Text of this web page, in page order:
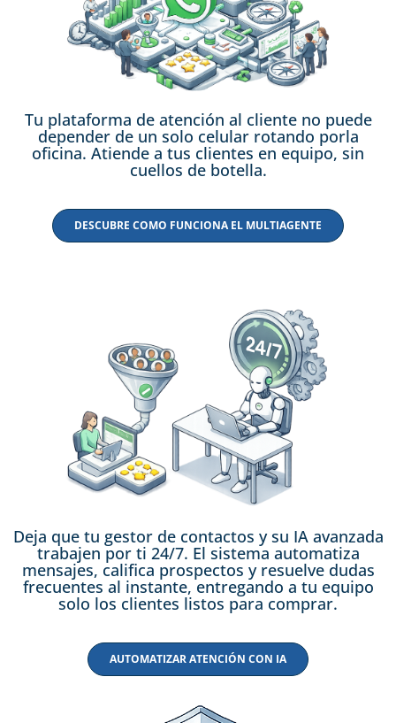
Tu plataforma de atención al cliente no puede
depender de un solo celular rotando porla
oficina. Atiende a tus clientes en equipo, sin
cuellos de botella.
DESCUBRE COMO FUNCIONA EL MULTIAGENTE
Deja que tu gestor de contactos y su IA avanzada
trabajen por ti 24/7. El sistema automatiza
mensajes, califica prospectos y resuelve dudas
frecuentes al instante, entregando a tu equipo
solo los clientes listos para comprar.
AUTOMATIZAR ATENCIÓN CON IA